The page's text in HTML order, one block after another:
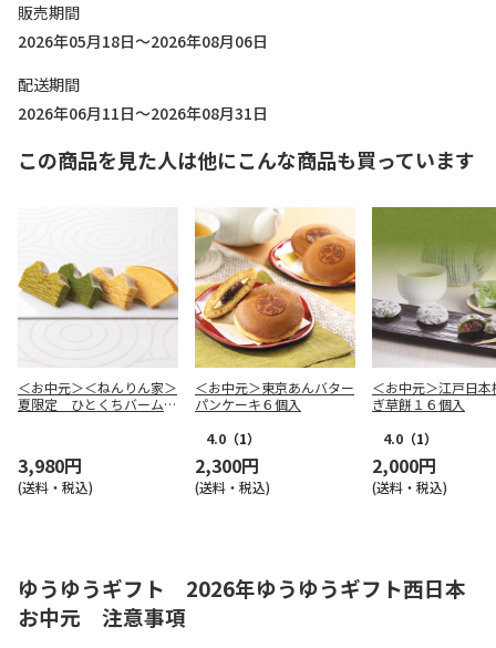
販売期間
2026年05月18日～2026年08月06日
配送期間
2026年06月11日～2026年08月31日
この商品を見た人は他にこんな商品も買っています
＜お中元＞＜ねんりん家＞
夏限定 ひとくちバーム詰
3,980円
(送料・税込)
＜お中元＞東京あんバター
パンケーキ６個入
4.0 （1）
2,300円
(送料・税込)
＜お中元＞江戸日本
ぎ草餅１６個入
4.0 （1）
2,000円
(送料・税込)
ゆうゆうギフト 2026年ゆうゆうギフト西日本
お中元 注意事項